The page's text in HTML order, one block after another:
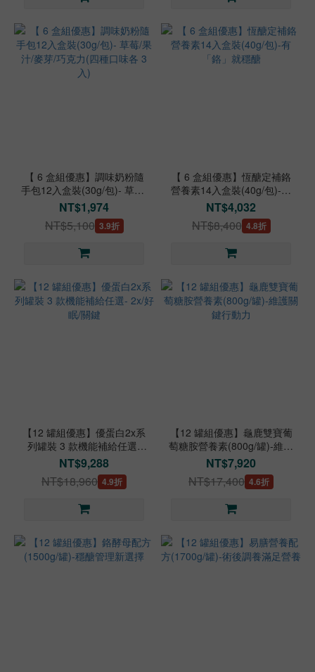
【 6 盒組優惠】調味奶粉隨
手包12入盒裝(30g/包)- 草莓/
果汁/麥芽/巧克力(四種口味
各 3 入)
NT$1,974
NT$5,100 3.9折
【 6 盒組優惠】恆醣定補鉻
營養素14入盒裝(40g/包)-有
「鉻」就穩醣
NT$4,032
NT$8,400 4.8折
【12 罐組優惠】優蛋白2x系
列罐裝 3 款機能補給任選-
2x/好眠/關鍵
NT$9,288
NT$18,960 4.9折
【12 罐組優惠】龜鹿雙寶葡
萄糖胺營養素(800g/罐)-維護
關鍵行動力
NT$7,920
NT$17,400 4.6折